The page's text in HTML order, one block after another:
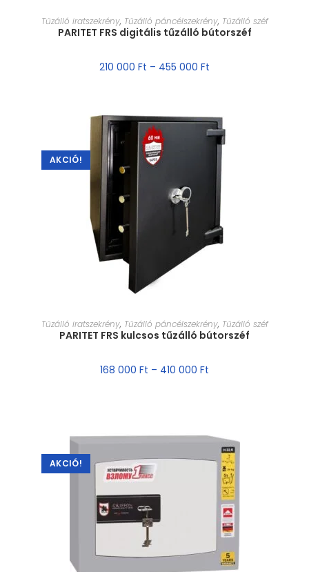
MÉRET VÁLASZTÁSA
Tűzálló iratszekrény, Tűzálló páncélszekrény, Tűzálló széf
PARITET FRS digitális tűzálló bútorszéf
210 000 Ft – 455 000 Ft
AKCIÓ!
MÉRET VÁLASZTÁSA
Tűzálló iratszekrény, Tűzálló páncélszekrény, Tűzálló széf
PARITET FRS kulcsos tűzálló bútorszéf
168 000 Ft – 410 000 Ft
AKCIÓ!